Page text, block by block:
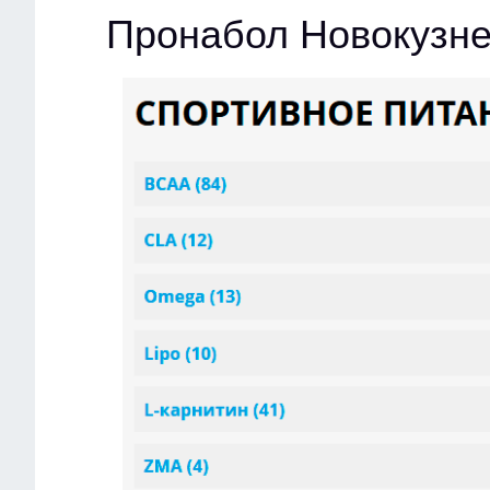
Пронабол